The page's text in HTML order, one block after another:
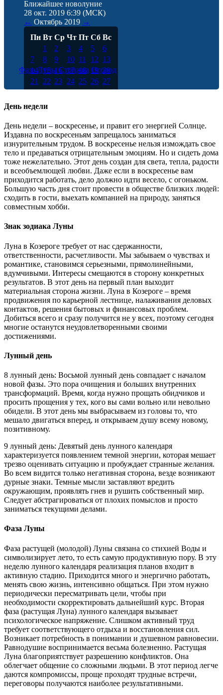
Ближайшее новолуние
28 окт. 2019 6:39 (МСК)
← Октябрь 2019 →
Пн Вт Ср Чт Пт Сб Вс
1
2 3 4 5
6
7
8 9 10 11 12 13
14 15 16 17 18 19 20
21
22 23 24 25 26 27
28 29 30 31
Фаза Луны Стрижка Огород
День недели
День недели – воскресенье, и правит его энергией Солнце.
Издавна по воскресеньям запрещалось заниматься
изнурительным трудом. В воскресенье нельзя измождать свое
тело и предаваться отрицательным эмоциям. Но и сидеть дома
тоже нежелательно. Этот день создан для света, тепла, радости
и всеобъемлющей любви. Даже если в воскресенье вам
приходится работать, дело должно идти весело, с огоньком.
Большую часть дня стоит провести в обществе близких людей:
сходить в гости, выехать компанией на природу, заняться
совместным хобби.
Знак зодиака Луны
Луна в Козероге требует от нас сдержанности,
ответственности, расчетливости. Мы забываем о чувствах и
романтике, становимся серьезными, прямолинейными,
вдумчивыми. Интересы смещаются в сторону конкретных
результатов. В этот день на первый план выходит
материальная сторона жизни. Луна в Козероге – время
продвижения по карьерной лестнице, налаживания деловых
контактов, решения бытовых и финансовых проблем.
Добиться всего и сразу получится не у всех, поэтому сегодня
многие останутся неудовлетворенными своими
достижениями.
Лунный день
8 лунный день: Восьмой лунный день совпадает с началом
новой фазы. Это пора очищения и больших внутренних
трансформаций. Время, когда нужно прощать обидчиков и
просить прощения у тех, кого вы сами вольно или невольно
обидели. В этот день мы выбрасываем из головы то, что
мешало двигаться вперед, и открываем душу всему новому,
позитивному.
9 лунный день: Девятый день лунного календаря
характеризуется появлением темной энергии, которая мешает
трезво оценивать ситуацию и пробуждает странные желания.
Во всем видится только негативная сторона, везде возникают
дурные знаки. Темные мысли заставляют вредить
окружающим, проявлять гнев и рушить собственный мир.
Следует абстрагироваться от плохих помыслов и просто
заниматься текущими делами.
Фаза Луны
Фаза растущей (молодой) Луны связана со стихией Воды и
символизирует лето, то есть самую продуктивную пору. В эту
неделю лунного календаря реализация планов входит в
активную стадию. Приходится много и энергично работать,
менять свою жизнь, интенсивно общаться. При этом нужно
периодически пересматривать цели, чтобы при
необходимости скорректировать дальнейший курс. Вторая
фаза (растущая Луна) лунного календаря вызывает
психологическое напряжение. Слишком активный труд
требует соответствующего отдыха и восстановления сил.
Возникает потребность в понимании и душевном равновесии.
Равнодушие воспринимается весьма болезненно. Растущая
Луна благоприятствует разрешению конфликтов. Она
облегчает общение со сложными людьми. В этот период легче
даются компромиссы, проще проходят трудные встречи,
переговоры получаются наиболее результативными.